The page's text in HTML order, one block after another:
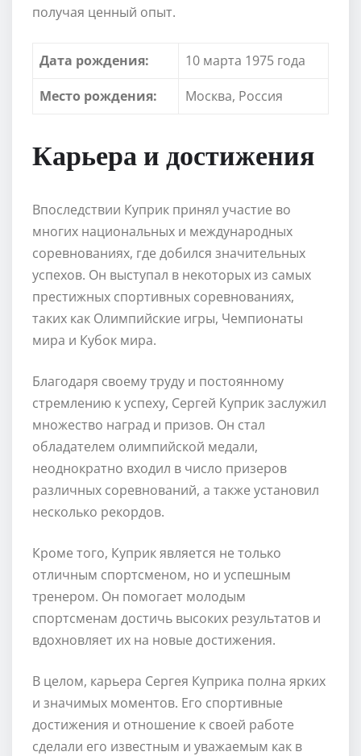
получая ценный опыт.
Дата рождения:
10 марта 1975 года
Место рождения:
Москва, Россия
Карьера и достижения
Впоследствии Куприк принял участие во
многих национальных и международных
соревнованиях, где добился значительных
успехов. Он выступал в некоторых из самых
престижных спортивных соревнованиях,
таких как Олимпийские игры, Чемпионаты
мира и Кубок мира.
Благодаря своему труду и постоянному
стремлению к успеху, Сергей Куприк заслужил
множество наград и призов. Он стал
обладателем олимпийской медали,
неоднократно входил в число призеров
различных соревнований, а также установил
несколько рекордов.
Кроме того, Куприк является не только
отличным спортсменом, но и успешным
тренером. Он помогает молодым
спортсменам достичь высоких результатов и
вдохновляет их на новые достижения.
В целом, карьера Сергея Куприка полна ярких
и значимых моментов. Его спортивные
достижения и отношение к своей работе
сделали его известным и уважаемым как в